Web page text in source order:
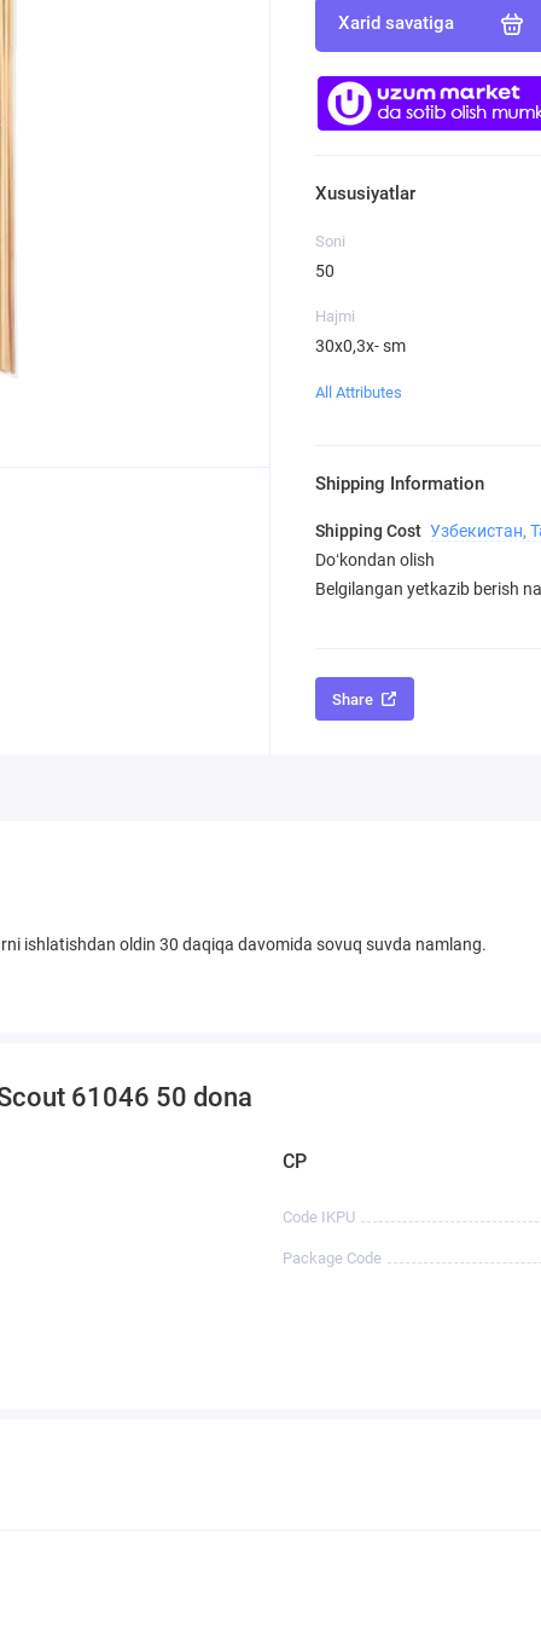
Xarid savatiga
Xususiyatlar
Soni
50
Hajmi
30x0,3х- sm
All Attributes
Shipping Information
Shipping Cost Узбекистан,
Doʻkondan olish
Belgilangan yetkazib berish
Share
ishlatishdan oldin 30 daqiqa davomida sovuq suvda namlang.
61046 50 dona
CP
Code IKPU
Package Code